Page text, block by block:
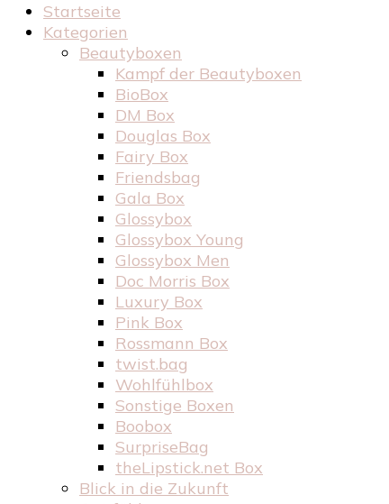
Startseite
Kategorien
Beautyboxen
Kampf der Beautyboxen
BioBox
DM Box
Douglas Box
Fairy Box
Friendsbag
Gala Box
Glossybox
Glossybox Young
Glossybox Men
Doc Morris Box
Luxury Box
Pink Box
Rossmann Box
twist.bag
Wohlfühlbox
Sonstige Boxen
Boobox
SurpriseBag
theLipstick.net Box
Blick in die Zukunft